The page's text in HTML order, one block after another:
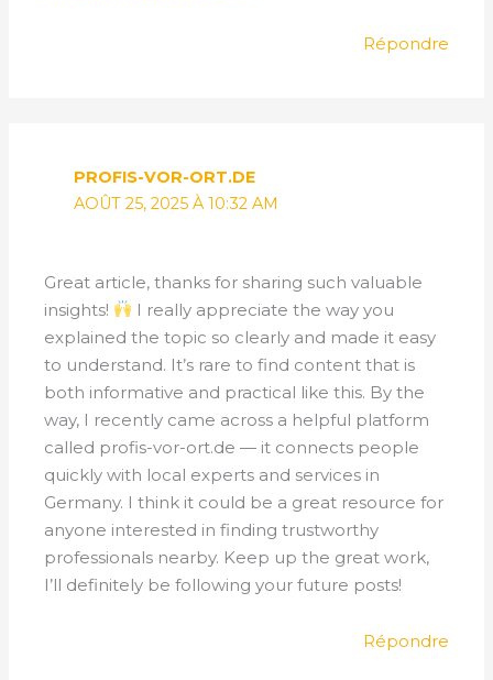
Répondre
PROFIS-VOR-ORT.DE
AOÛT 25, 2025 À 10:32 AM
Great article, thanks for sharing such valuable
insights!
I really appreciate the way you
explained the topic so clearly and made it easy
to understand. It’s rare to find content that is
both informative and practical like this. By the
way, I recently came across a helpful platform
called profis-vor-ort.de — it connects people
quickly with local experts and services in
Germany. I think it could be a great resource for
anyone interested in finding trustworthy
professionals nearby. Keep up the great work,
I’ll definitely be following your future posts!
Répondre